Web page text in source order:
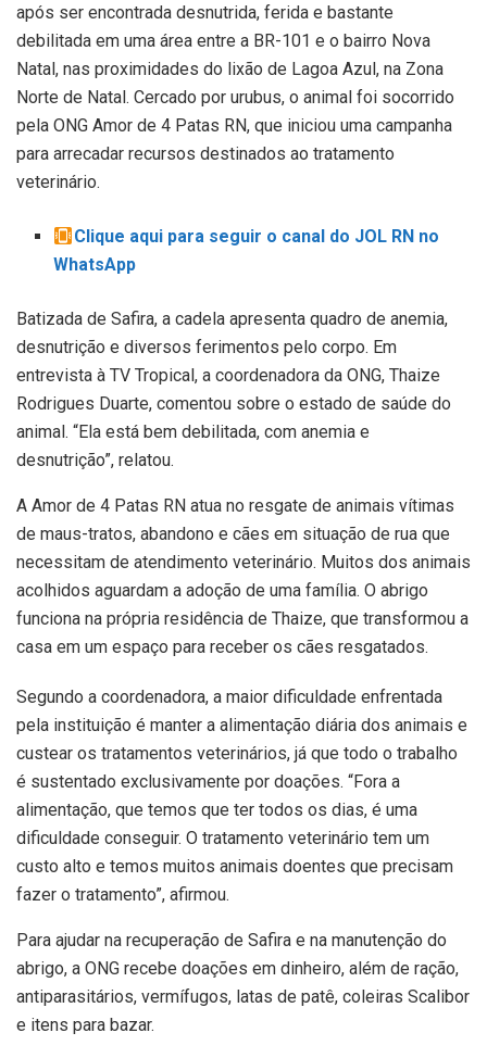
após ser encontrada desnutrida, ferida e bastante
debilitada em uma área entre a BR-101 e o bairro Nova
Natal, nas proximidades do lixão de Lagoa Azul, na Zona
Norte de Natal. Cercado por urubus, o animal foi socorrido
pela ONG Amor de 4 Patas RN, que iniciou uma campanha
para arrecadar recursos destinados ao tratamento
veterinário.
Clique aqui para seguir o canal do JOL RN no
WhatsApp
Batizada de Safira, a cadela apresenta quadro de anemia,
desnutrição e diversos ferimentos pelo corpo. Em
entrevista à TV Tropical, a coordenadora da ONG, Thaize
Rodrigues Duarte, comentou sobre o estado de saúde do
animal. “Ela está bem debilitada, com anemia e
desnutrição”, relatou.
A Amor de 4 Patas RN atua no resgate de animais vítimas
de maus-tratos, abandono e cães em situação de rua que
necessitam de atendimento veterinário. Muitos dos animais
acolhidos aguardam a adoção de uma família. O abrigo
funciona na própria residência de Thaize, que transformou a
casa em um espaço para receber os cães resgatados.
Segundo a coordenadora, a maior dificuldade enfrentada
pela instituição é manter a alimentação diária dos animais e
custear os tratamentos veterinários, já que todo o trabalho
é sustentado exclusivamente por doações. “Fora a
alimentação, que temos que ter todos os dias, é uma
dificuldade conseguir. O tratamento veterinário tem um
custo alto e temos muitos animais doentes que precisam
fazer o tratamento”, afirmou.
Para ajudar na recuperação de Safira e na manutenção do
abrigo, a ONG recebe doações em dinheiro, além de ração,
antiparasitários, vermífugos, latas de patê, coleiras Scalibor
e itens para bazar.